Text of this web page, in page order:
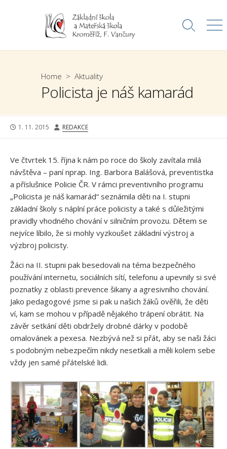
Search
Home > Aktuality
Policista je náš kamarád
PUBLISHED
1. 11. 2015 AUTHOR
REDAKCE
Ve čtvrtek 15. října k nám po roce do školy zavítala milá
návštěva – paní nprap. Ing. Barbora Balášová, preventistka
a příslušnice Policie ČR. V rámci preventivního programu
„Policista je náš kamarád“ seznámila děti na I. stupni
základní školy s náplní práce policisty a také s důležitými
pravidly vhodného chování v silničním provozu. Dětem se
nejvíce líbilo, že si mohly vyzkoušet základní výstroj a
výzbroj policisty.
Žáci na II. stupni pak besedovali na téma bezpečného
používání internetu, sociálních sítí, telefonu a upevnily si své
poznatky z oblasti prevence šikany a agresivního chování.
Jako pedagogové jsme si pak u našich žáků ověřili, že děti
ví, kam se mohou v případě nějakého trápení obrátit. Na
závěr setkání děti obdržely drobné dárky v podobě
omalovánek a pexesa. Nezbývá než si přát, aby se naši žáci
s podobným nebezpečím nikdy nesetkali a měli kolem sebe
vždy jen samé přátelské lidi.